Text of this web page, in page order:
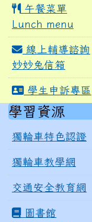
午餐菜單
Lunch menu
線上輔導諮詢
妙妙兔信箱
學生申訴專區
右邊區域內容
學習資源
獨輪車特色認證
獨輪車教學網
交通安全教育網
圖書館